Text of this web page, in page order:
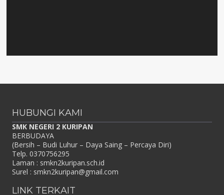
HUBUNGI KAMI
SMK NEGERI 2 KURIPAN
BERBUDAYA
(Bersih – Budi Luhur – Daya Saing – Percaya Diri)
Telp. 0370756295
Laman : smkn2kuripan.sch.id
Surel : smkn2kuripan@gmail.com
LINK TERKAIT